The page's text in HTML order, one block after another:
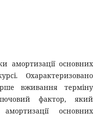
амортизації основних
Охарактеризовано
вживання терміну
фактор, який
основних